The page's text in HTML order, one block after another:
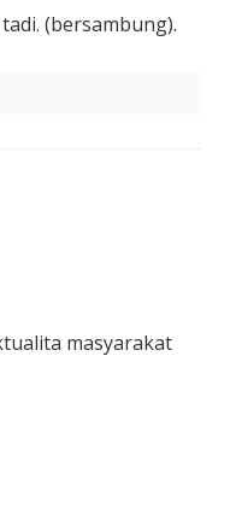
(bersambung).
masyarakat